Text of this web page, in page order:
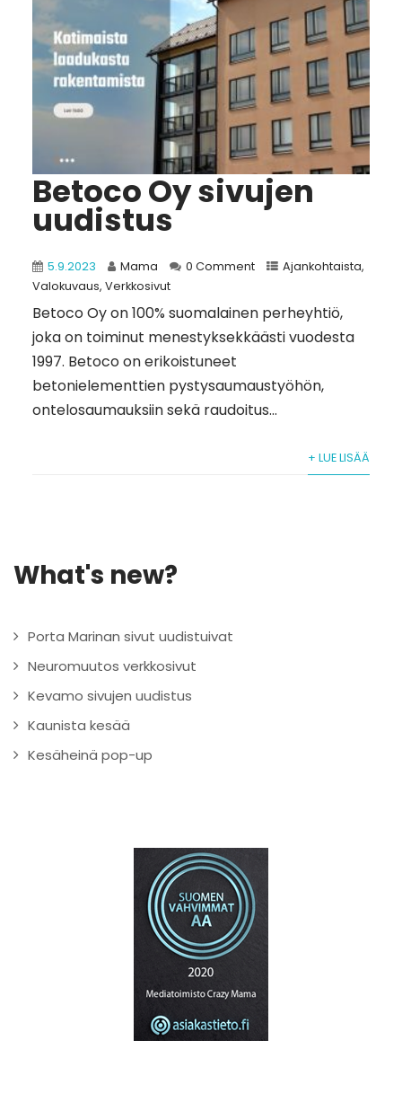
Betoco Oy sivujen
uudistus
5.9.2023 Mama 0 Comment Ajankohtaista,
Valokuvaus, Verkkosivut
Betoco Oy on 100% suomalainen perheyhtiö,
joka on toiminut menestyksekkäästi vuodesta
1997. Betoco on erikoistuneet
betonielementtien pystysaumaustyöhön,
ontelosaumauksiin sekä raudoitus...
+ LUE LISÄÄ
What's new?
Porta Marinan sivut uudistuivat
Neuromuutos verkkosivut
Kevamo sivujen uudistus
Kaunista kesää
Kesäheinä pop-up